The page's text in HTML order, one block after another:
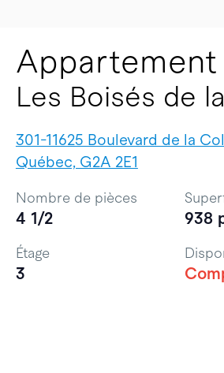
Appartement
Les Boisés de
301-11625 Boulevard de la
Québec, G2A 2E1
Nombre de pièces
4 1/2 938
Étage
3